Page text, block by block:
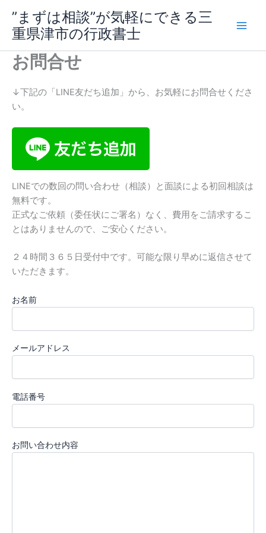
ス
”まずは相談”が気軽にできる三
重県津市の行政書士
お問合せ
↓下記の「LINE友だち追加」から、お気軽にお問合せくださ
い。
LINEでの数回の問い合わせ（相談）と面談による初回相談は
無料です。
正式なご依頼（委任状にご署名）なく、費用をご請求するこ
とはありませんので、ご安心ください。
２４時間３６５日受付中です。可能な限り早めに返信させて
いただきます。
お名前
メールアドレス
電話番号
お問い合わせ内容